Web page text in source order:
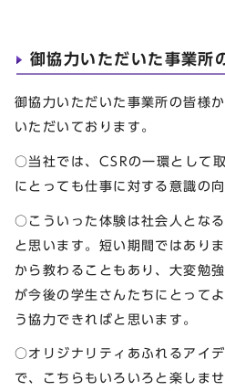
御協力いただいた事業所
御協力いただいた事業所の皆様
いただいております。
○当社では、CSRの一環として
にとっても仕事に対する意識の
○こういった体験は社会人とな
と思います。短い期間ではあり
から教わることもあり、大変勉
が今後の学生さんたちにとって
う協力できればと思います。
○オリジナリティあふれるアイ
で、こちらもいろいろと楽しま